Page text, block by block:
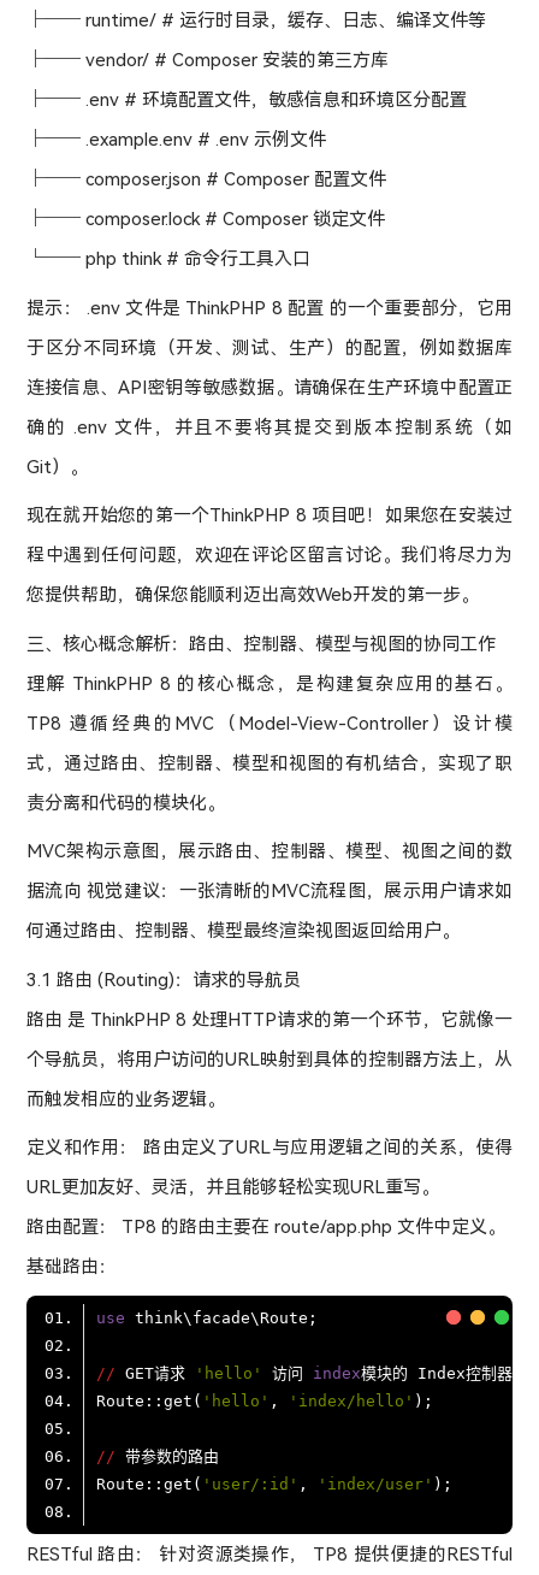
├── runtime/ # 运行时目录，缓存、日志、编译文件等
├── vendor/ # Composer 安装的第三方库
├── .env # 环境配置文件，敏感信息和环境区分配置
├── .example.env # .env 示例文件
├── composer.json # Composer 配置文件
├── composer.lock # Composer 锁定文件
└── php think # 命令行工具入口
提示： .env 文件是 ThinkPHP 8 配置 的一个重要部分，它用
于区分不同环境（开发、测试、生产）的配置，例如数据库
连接信息、API密钥等敏感数据。请确保在生产环境中配置正
确的 .env 文件，并且不要将其提交到版本控制系统（如
Git）。
现在就开始您的第一个ThinkPHP 8 项目吧！如果您在安装过
程中遇到任何问题，欢迎在评论区留言讨论。我们将尽力为
您提供帮助，确保您能顺利迈出高效Web开发的第一步。
三、核心概念解析：路由、控制器、模型与视图的协同工作
理解 ThinkPHP 8 的核心概念，是构建复杂应用的基石。
TP8 遵循经典的MVC（Model-View-Controller）设计模
式，通过路由、控制器、模型和视图的有机结合，实现了职
责分离和代码的模块化。
MVC架构示意图，展示路由、控制器、模型、视图之间的数
据流向 视觉建议：一张清晰的MVC流程图，展示用户请求如
何通过路由、控制器、模型最终渲染视图返回给用户。
3.1 路由 (Routing)：请求的导航员
路由 是 ThinkPHP 8 处理HTTP请求的第一个环节，它就像一
个导航员，将用户访问的URL映射到具体的控制器方法上，从
而触发相应的业务逻辑。
定义和作用： 路由定义了URL与应用逻辑之间的关系，使得
URL更加友好、灵活，并且能够轻松实现URL重写。
路由配置： TP8 的路由主要在 route/app.php 文件中定义。
基础路由：
use
// GET请求 'hello' 访问 index
Route::get( 'hello' , 'index/hello'
//
Route::get( 'user/:id' , 'index/user'
RESTful 路由： 针对资源类操作， TP8 提供便捷的RESTful